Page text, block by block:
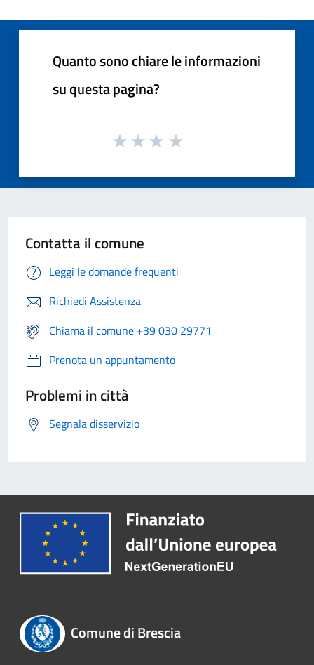
Quanto sono chiare le informazioni
su questa pagina?
Contatta il comune
Leggi le domande frequenti
Richiedi Assistenza
Chiama il comune +39 030 29771
Prenota un appuntamento
Problemi in città
Segnala disservizio
Comune di Brescia